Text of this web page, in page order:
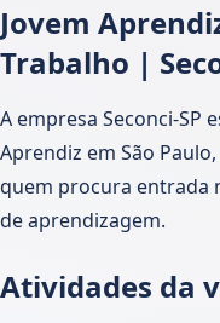
Jovem
Trabalho |
A empresa Seconci-SP
Aprendiz em São
quem procura entrada
de aprendizagem.
Atividades da